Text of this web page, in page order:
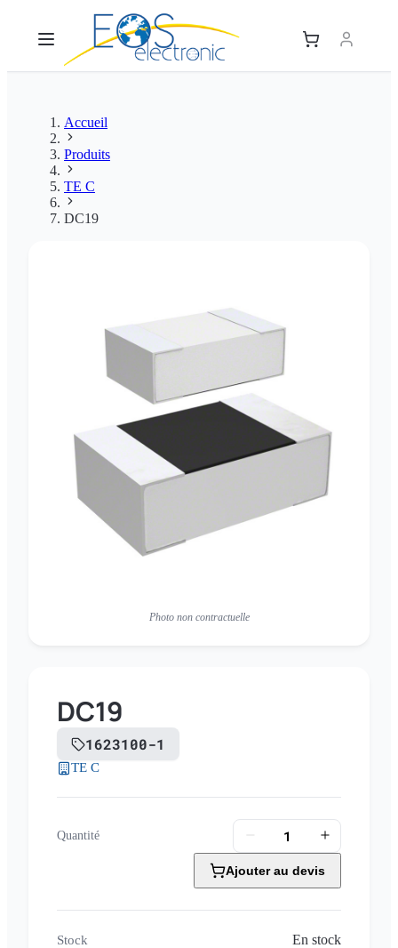
Accueil
Produits
TE C
DC19
Photo non contractuelle
DC19
1623100-1
TE C
Quantité
Ajouter au devis
Stock En stock